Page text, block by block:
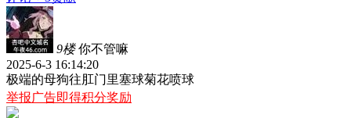
9楼 你不管嘛
2025-6-3 16:14:20
极端的母狗往肛门里塞球菊花喷球
举报广告即得积分奖励